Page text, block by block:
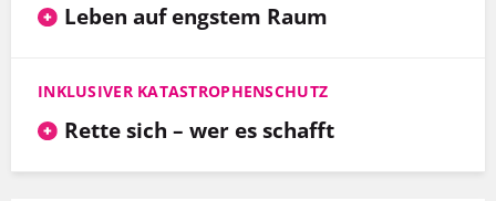
Leben auf engstem Raum
INKLUSIVER KATASTROPHENSCHUTZ
Rette sich – wer es schafft